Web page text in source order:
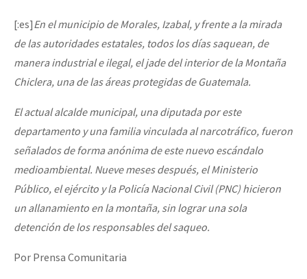
[:es]En el municipio de Morales, Izabal, y frente a la mirada
de las autoridades estatales, todos los días saquean, de
manera industrial e ilegal, el jade del interior de la Montaña
Chiclera, una de las áreas protegidas de Guatemala.
El actual alcalde municipal, una diputada por este
departamento y una familia vinculada al narcotráfico, fueron
señalados de forma anónima de este nuevo escándalo
medioambiental. Nueve meses después, el Ministerio
Público, el ejército y la Policía Nacional Civil (PNC) hicieron
un allanamiento en la montaña, sin lograr una sola
detención de los responsables del saqueo.
Por Prensa Comunitaria